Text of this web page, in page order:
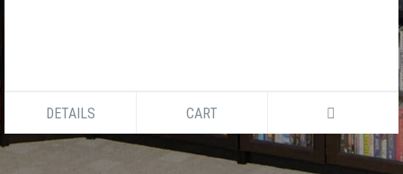
DETAILS CART